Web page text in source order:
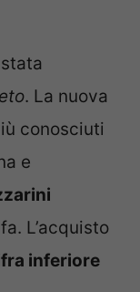
. La nuova
conosciuti
e
L’acquisto
inferiore